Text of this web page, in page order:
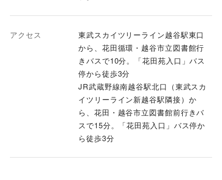
アクセス
東武スカイツリーライン越谷駅東口
から、花田循環・越谷市立図書館行
きバスで10分。「花田苑入口」バス
停から徒歩3分
JR武蔵野線南越谷駅北口（東武スカ
イツリーライン新越谷駅隣接）か
ら、花田・越谷市立図書館前行きバ
スで15分。「花田苑入口」バス停か
ら徒歩3分